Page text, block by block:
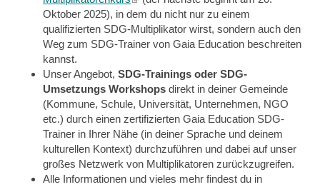
is
external)
Oktober 2025), in dem du nicht nur zu einem
qualifizierten SDG-Multiplikator wirst, sondern auch den
Weg zum SDG-Trainer von Gaia Education beschreiten
kannst.
Unser Angebot, SDG-Trainings oder SDG-
Umsetzungs Workshops direkt in deiner Gemeinde
(Kommune, Schule, Universität, Unternehmen, NGO
etc.) durch einen zertifizierten Gaia Education SDG-
Trainer in Ihrer Nähe (in deiner Sprache und deinem
kulturellen Kontext) durchzuführen und dabei auf unser
großes Netzwerk von Multiplikatoren zurückzugreifen.
Alle Informationen und vieles mehr findest du in